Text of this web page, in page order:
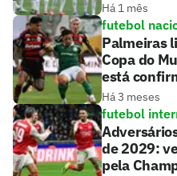
Há 1 mês
futebol
Palmeiras
Copa do
está
Há 3 meses
futebol
de 2029:
pela